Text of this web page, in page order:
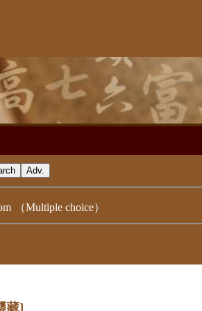
（Multiple choice）
藏]